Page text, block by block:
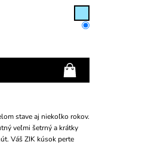
stave aj niekoľko rokov.
veľmi šetrný a krátky
Váš ZIK kúsok perte